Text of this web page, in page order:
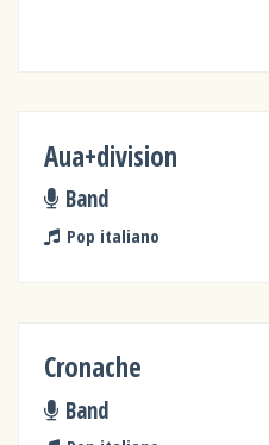
Aua+division
Band
Pop italiano
Cronache
Band